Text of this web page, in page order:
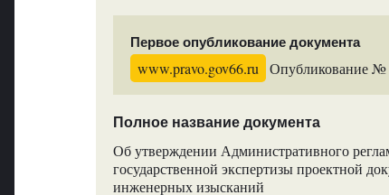
Первое опубликование документа
www.pravo.gov66.ru Опубликование №
Полное название документа
Об утверждении Административного
государственной экспертизы проектной
инженерных изысканий